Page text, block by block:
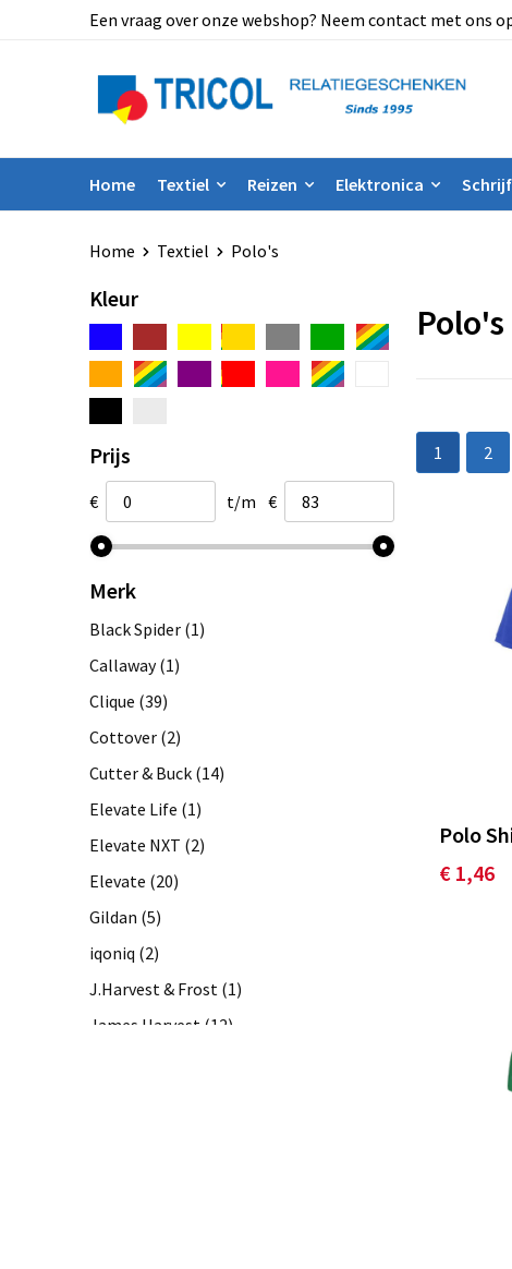
Een vraag over onze webshop? Neem contact met ons
Home Textiel Reizen Elektronica
Home Textiel Polo's
Kleur
Prijs
€ t/m €
Merk
Black Spider (1)
Callaway (1)
Clique (39)
Cottover (2)
Cutter & Buck (14)
Elevate Life (1)
Elevate NXT (2)
Elevate (20)
Gildan (5)
iqoniq (2)
J.Harvest & Frost (1)
James Harvest (12)
Polo's
1 2
Polo
€ 1,46